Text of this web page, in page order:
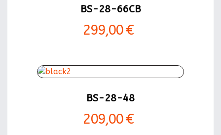
BS-28-66CB
299,00 €
BS-28-48
209,00 €